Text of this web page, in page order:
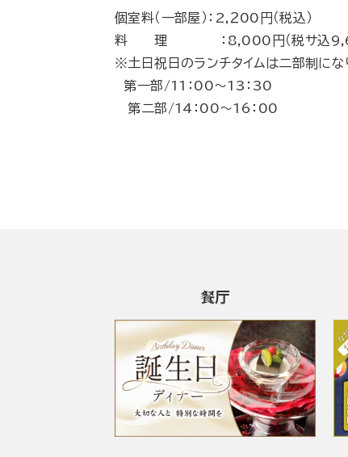
個室料（一部屋）：2,２00円（税込）
料 理 ：8,000円（税サ込
※土日祝日のランチタイムは二部制にな
第一部/11：00～13：30
第二部/14：00～16：00
餐厅